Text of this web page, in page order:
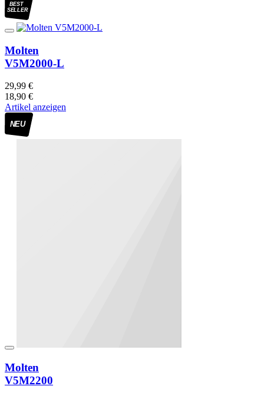
BEST
SELLER
Molten
V5M2000-L
29,99 €
18,90 €
Artikel anzeigen
NEU
Molten
V5M2200